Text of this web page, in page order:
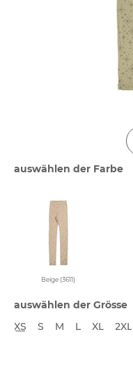
auswählen der Farbe
Beige (3611)
auswählen der Grösse
XS
S M L XL
2XL